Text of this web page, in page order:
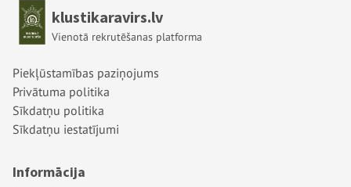
Sākumsklustikaravirs.lv
Vienotā rekrutēšanas platforma
Kājene 1 izvēlne
Piekļūstamības paziņojums
Privātuma politika
Sīkdatņu politika
Sīkdatņu iestatījumi
Informācija